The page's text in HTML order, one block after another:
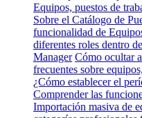
Equipos, puestos de
Sobre el Catálogo de
funcionalidad de
diferentes roles dentro
Manager Cómo ocultar
frecuentes sobre
¿Cómo establecer el
Comprender las
Importación masiva de